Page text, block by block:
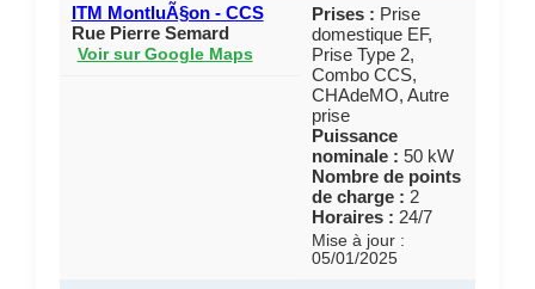
ITM MontluÃ§on - CCS
Rue Pierre Semard
Voir sur Google Maps
Prises : Prise
domestique EF,
Prise Type 2,
Combo CCS,
CHAdeMO, Autre
prise
Puissance
nominale : 50 kW
Nombre de points
de charge : 2
Horaires : 24/7
Mise à jour :
05/01/2025